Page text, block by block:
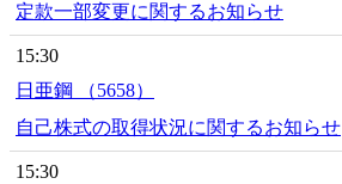
定款一部変更に関するお知らせ
15:30
日亜鋼 （5658）
自己株式の取得状況に関するお知らせ
15:30